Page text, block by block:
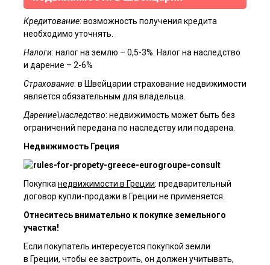
Я ознакомлен(а) спользовательским соглашением, а также даю
Отправить
Кредитование: возможность получения кредита
необходимо уточнять.
Налоги: налог на землю – 0,5-3%. Налог на наследство
и дарение – 2-6%
Страхование: в Швейцарии страхование недвижимости
является обязательным для владельца.
Дарение\наследство: недвижимость может быть без
ограничений передана по наследству или подарена.
Недвижимость Греция
Покупка недвижимости в Греции: предварительный
договор купли-продажи в Греции не применяется.
Отнеситесь внимательно к покупке земельного
участка!
Если покупатель интересуется покупкой земли
в Греции, чтобы ее застроить, он должен учитывать,